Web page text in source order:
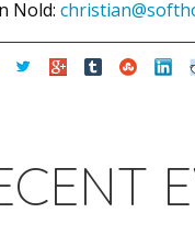
Nold: